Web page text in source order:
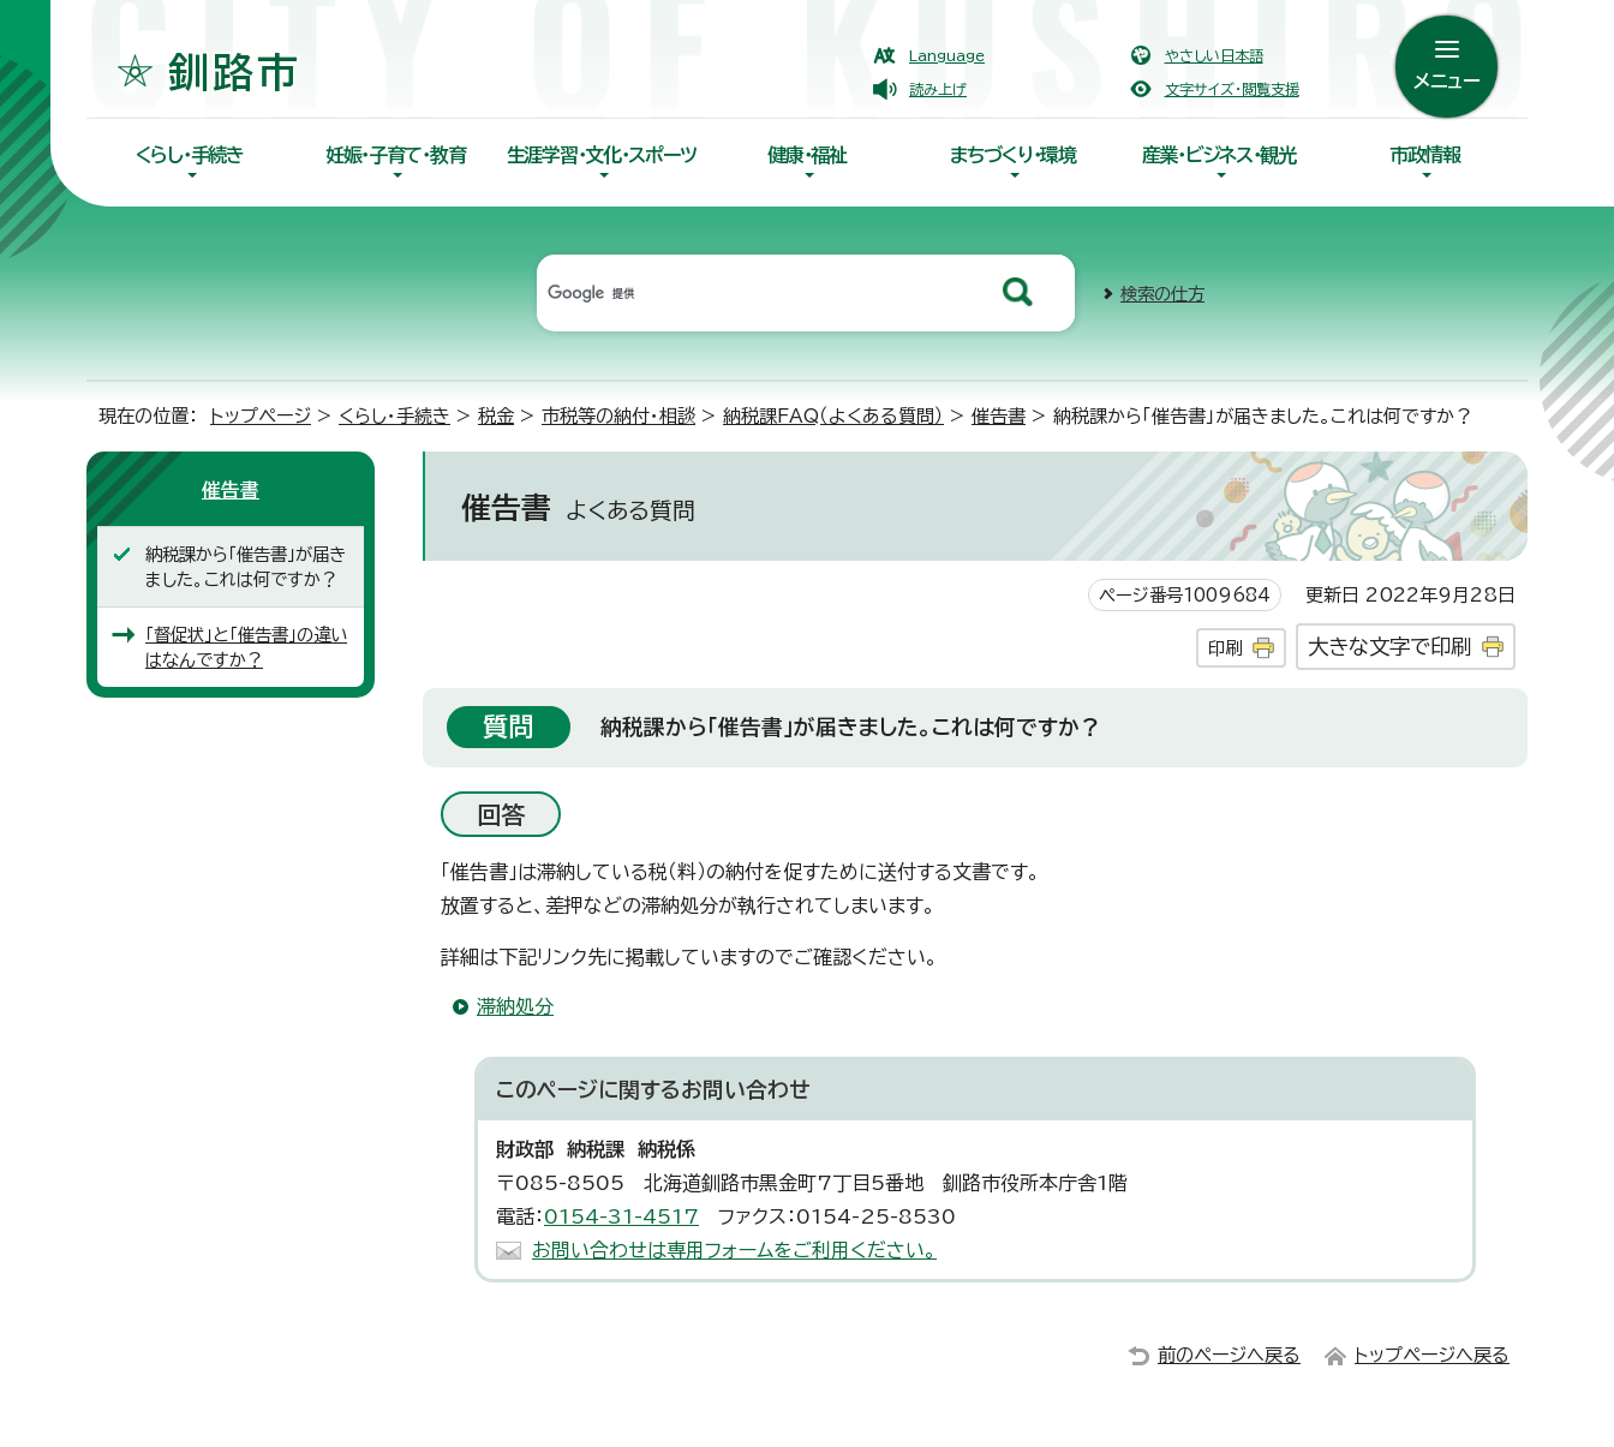
Language やさしい日本語
読み上げ 文字サイズ・閲覧支援 メニュー
くらし・手続き 妊娠・子育て・教育 生涯学習・文化・スポーツ 健康・福祉 まちづくり・環境 産業・ビジネス・観光 市政情報
検索の仕方
現在の位置： トップページ > くらし・手続き > 税金 > 市税等の納付・相談 > 納税課FAQ（よくある質問） > 催告書 > 納税課から「催告書」が届きました。これは何ですか？
催告書 よくある質問
ページ番号1009684 更新日 2022年9月28日
印刷 大きな文字で印刷
質問 納税課から「催告書」が届きました。これは何ですか？
回答
「催告書」は滞納している税（料）の納付を促すために送付する文書です。
放置すると、差押などの滞納処分が執行されてしまいます。
詳細は下記リンク先に掲載していますのでご確認ください。
滞納処分
このページに関するお問い合わせ
財政部 納税課 納税係
〒085-8505 北海道釧路市黒金町7丁目5番地 釧路市役所本庁舎1階
電話： 0154-31-4517 ファクス：0154-25-8530
お問い合わせは専用フォームをご利用ください。
催告書
納税課から「催告書」が届き
ました。これは何ですか？
「督促状」と「催告書」の違い
はなんですか？
前のページへ戻る トップページへ戻る